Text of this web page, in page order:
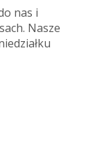
nas i
Nasze